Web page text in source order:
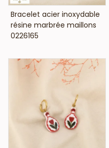
VOIR LE PRIX
Bracelet acier inoxydable
résine marbrée maillons
0226165